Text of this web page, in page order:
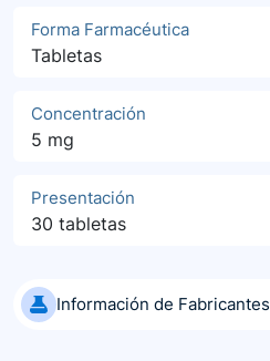
Forma Farmacéutica
Tabletas
Concentración
5 mg
Presentación
30 tabletas
Información de Fabricantes